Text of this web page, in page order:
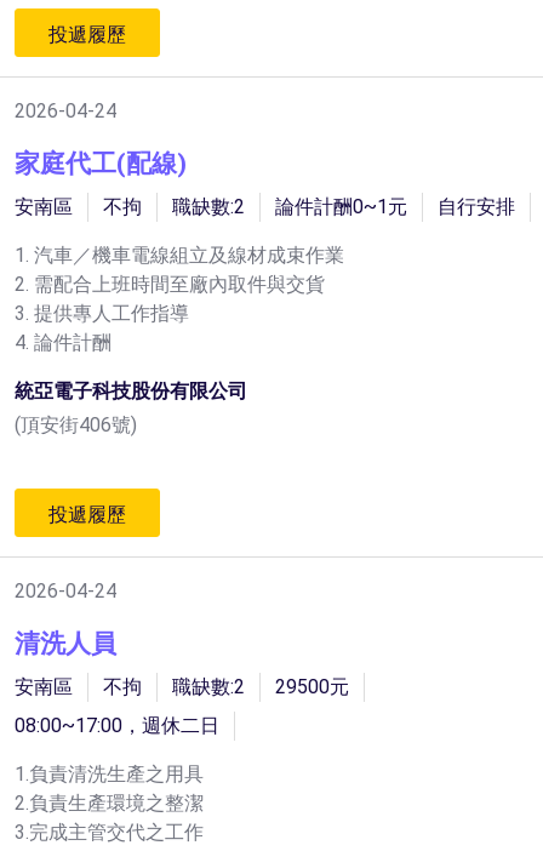
投遞履歷
2026-04-24
家庭代工(配線)
安南區 不拘 職缺數:2 論件計酬0~1元 自行安排
1. 汽車／機車電線組立及線材成束作業
2. 需配合上班時間至廠內取件與交貨
3. 提供專人工作指導
4. 論件計酬
統亞電子科技股份有限公司
(頂安街406號)
投遞履歷
2026-04-24
清洗人員
安南區 不拘 職缺數:2
29500元
08:00~17:00，週休二日
1.負責清洗生產之用具
2.負責生產環境之整潔
3.完成主管交代之工作